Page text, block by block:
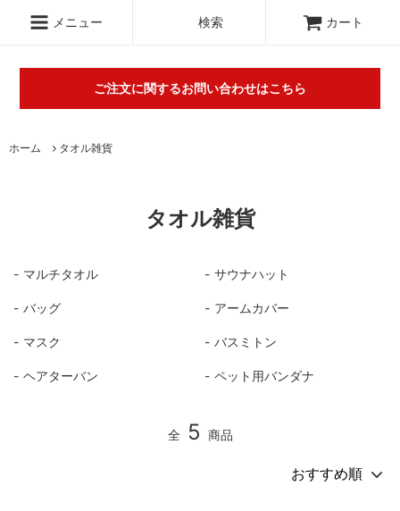
ご注文に関するお問い合わせはこちら
関するご不明な点は（
メニュー 検索 カート
ホーム タオル雑貨
タオル雑貨
マルチタオル サウナハット
バッグ アームカバー
マスク バスミトン
ヘアターバン ペット用バンダナ
全 5 商品